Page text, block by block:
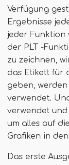
Verfügung
Ergebnisse
jeder Funktion
der PLT -
zu zeichnen,
das Etikett für
geben, werden
verwendet.
verwendet und
um alles auf
Grafiken in
Das erste